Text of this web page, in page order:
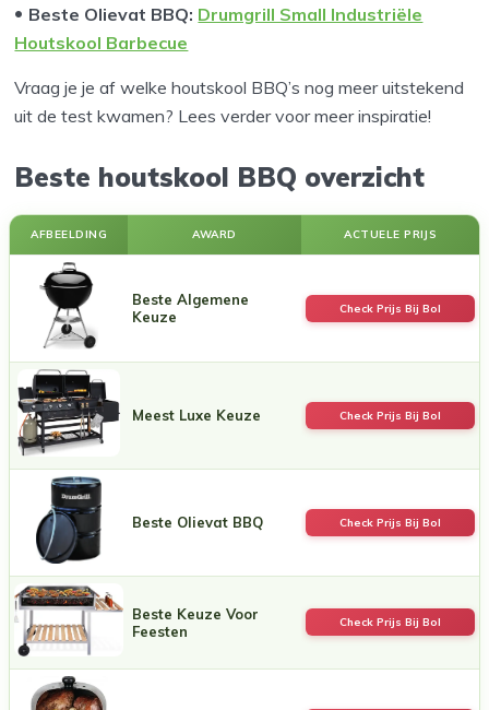
Beste Olievat BBQ: Drumgrill Small Industriële
Houtskool Barbecue
Vraag je je af welke houtskool BBQ’s nog meer uitstekend
uit de test kwamen? Lees verder voor meer inspiratie!
Beste houtskool BBQ overzicht
AFBEELDING AWARD ACTUELE PRIJS
Beste Algemene
Keuze
Check Prijs Bij Bol
Meest Luxe Keuze Check Prijs Bij Bol
Beste Olievat BBQ Check Prijs Bij Bol
Beste Keuze Voor
Feesten
Check Prijs Bij Bol